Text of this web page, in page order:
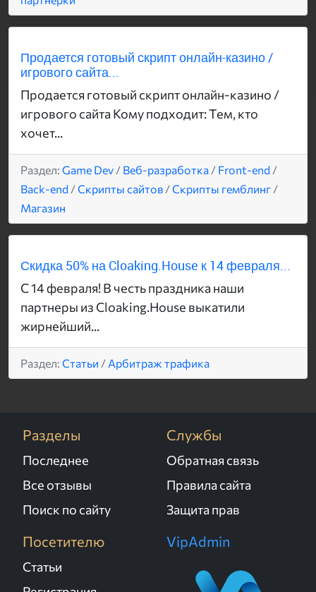
Продается готовый скрипт онлайн-казино /
игрового сайта...
Продается готовый скрипт онлайн-казино /
игрового сайта Кому подходит: Тем, кто
хочет...
Раздел: Game Dev / Веб-разработка / Front-end /
Back-end /Скрипты сайтов /Скрипты гемблинг /
Магазин
Скидка 50% на Cloaking.House к 14 февраля...
С 14 февраля! В честь праздника наши
партнеры из Cloaking.House выкатили
жирнейший...
Раздел: Статьи / Арбитраж трафика
Разделы
Последнее
Все отзывы
Поиск по сайту
Службы
Обратная связь
Правила сайта
Защита прав
Посетителю
Статьи
VipAdmin